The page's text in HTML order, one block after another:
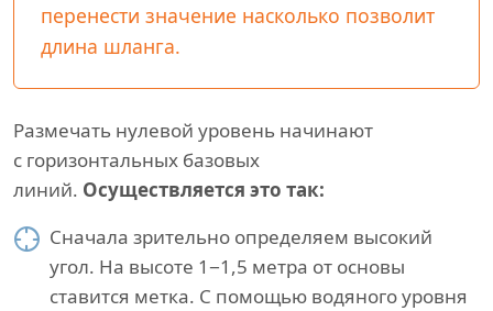
перенести значение насколько позволит
длина шланга.
Размечать нулевой уровень начинают
с горизонтальных базовых
линий. Осуществляется это так:
Сначала зрительно определяем высокий
угол. На высоте 1−1,5 метра от основы
ставится метка. С помощью водяного уровня